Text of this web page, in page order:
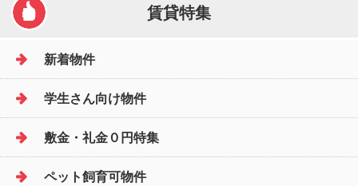
賃貸特集
新着物件
学生さん向け物件
敷金・礼金０円特集
ペット飼育可物件